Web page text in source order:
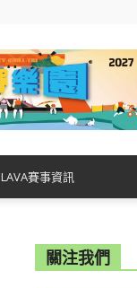
LAVA賽事資訊
關注我們